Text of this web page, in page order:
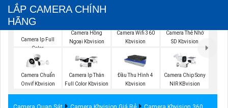
LẮP CAMERA CHÍNH
HÃNG
Camera Ip Full
Color
Camera Hồng
Ngoại Kbvision
Camera Wifi 360
Kbvision
Camera Thẻ Nhớ
SD Kbvision
Camera Chuẩn
Onvif Kbvision
Camera Ip Thân
Full Color Kbvision
Đầu Thu Hình 4
Kbvision
Camera Chip Sony
NIR KBvision